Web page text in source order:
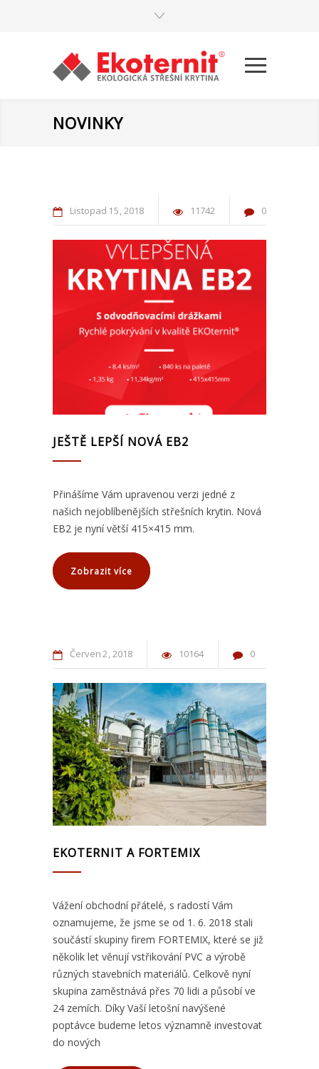
NOVINKY
Listopad 15 2018 11742 0
JEŠTĚ LEPŠÍ NOVÁ EB2
Přinášíme Vám upravenou verzi jedné z
našich nejoblíbenějších střešních krytin. Nová
EB2 je nyní větší 415×415 mm.
Zobrazit více
Červen2 2018 10164 0
EKOTERNIT A FORTEMIX
Vážení obchodní přátelé, s radostí Vám
oznamujeme, že jsme se od 1. 6. 2018 stali
součástí skupiny firem FORTEMIX, které se již
několik let věnují vstřikování PVC a výrobě
různých stavebních materiálů. Celkově nyní
skupina zaměstnává přes 70 lidi a působí ve
24 zemích. Díky Vaší letošní navýšené
poptávce budeme letos významně investovat
do nových